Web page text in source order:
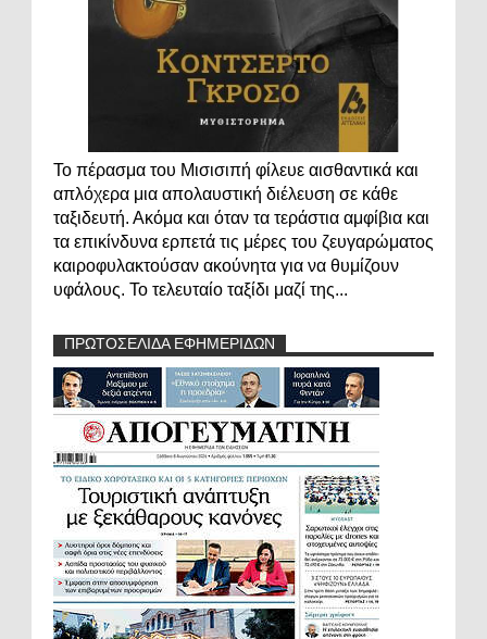
Το πέρασμα του Μισισιπή φίλευε αισθαντικά και
απλόχερα μια απολαυστική διέλευση σε κάθε
ταξιδευτή. Ακόμα και όταν τα τεράστια αμφίβια και
τα επικίνδυνα ερπετά τις μέρες του ζευγαρώματος
καιροφυλακτούσαν ακούνητα για να θυμίζουν
υφάλους. Το τελευταίο ταξίδι μαζί της...
ΠΡΩΤΟΣΕΛΙΔΑ ΕΦΗΜΕΡΙΔΩΝ